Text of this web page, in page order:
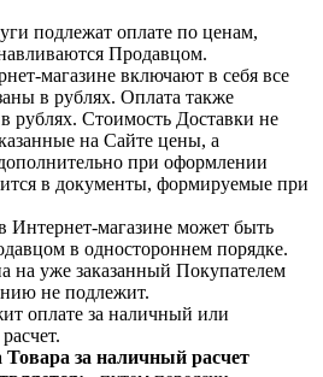
подлежат оплате по ценам,
Продавцом.
магазине включают в себя все
в рублях. Оплата также
рублях. Стоимость Доставки не
на Сайте цены, а
при оформлении
в документы, формируемые при
Интернет-магазине может быть
в одностороннем порядке.
на уже заказанный Покупателем
не подлежит.
оплате за наличный или
Товара за наличный расчет